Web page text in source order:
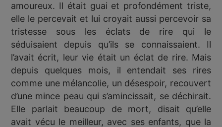
amoureux. Il était guai et profondément triste,
elle le percevait et lui croyait aussi percevoir sa
tristesse sous les éclats de rire qui le
séduisaient depuis qu’ils se connaissaient. Il
l’avait écrit, leur vie était un éclat de rire. Mais
depuis quelques mois, il entendait ses rires
comme une mélancolie, un désespoir, recouvert
d’une mince peau qui s’amincissait, se déchirait.
Elle parlait beaucoup de mort, disait qu’elle
avait vécu le meilleur, avec ses enfants, que la